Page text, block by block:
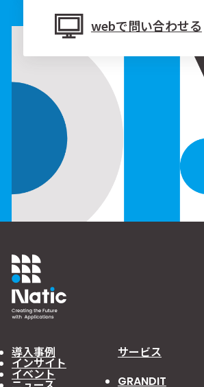
webで問い合わせる
導入事例
インサイト
イベント
サービス
GRANDIT